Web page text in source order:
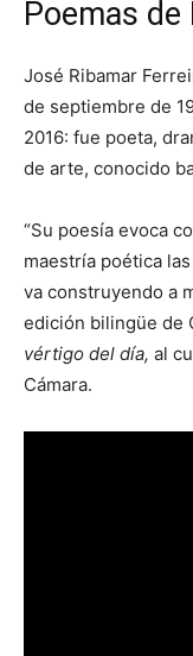
Poemas de
José Ribamar
de septiembre de
2016:​ fue poeta,
de arte, conocido
“Su poesía evoca
maestría poética
va construyendo a
edición bilingüe de
vértigo del día, al
Cámara.